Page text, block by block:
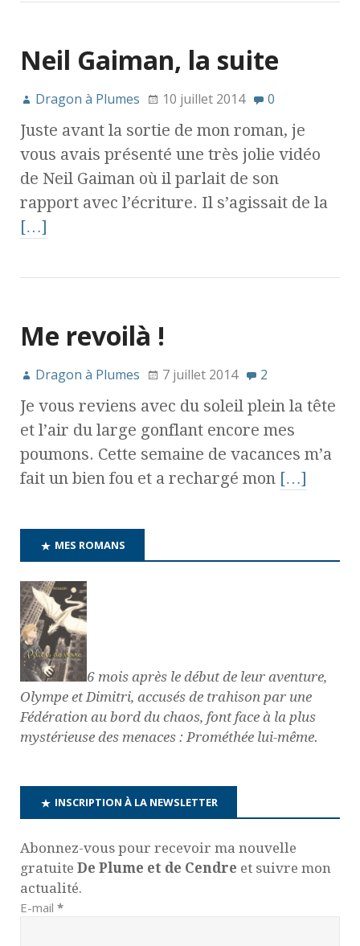
Neil Gaiman, la suite
Dragon à Plumes 10 juillet 2014 0
Juste avant la sortie de mon roman, je
vous avais présenté une très jolie vidéo
de Neil Gaiman où il parlait de son
rapport avec l’écriture. Il s’agissait de la
[…]
Me revoilà !
Dragon à Plumes 7 juillet 2014 2
Je vous reviens avec du soleil plein la tête
et l’air du large gonflant encore mes
poumons. Cette semaine de vacances m’a
fait un bien fou et a rechargé mon […]
MES ROMANS
6 mois après le début de leur aventure,
Olympe et Dimitri, accusés de trahison par une
Fédération au bord du chaos, font face à la plus
mystérieuse des menaces : Prométhée lui-même.
INSCRIPTION À LA NEWSLETTER
Abonnez-vous pour recevoir ma nouvelle
gratuite De Plume et de Cendre et suivre mon
actualité.
E-mail *